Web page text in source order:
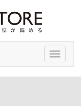
Toggle